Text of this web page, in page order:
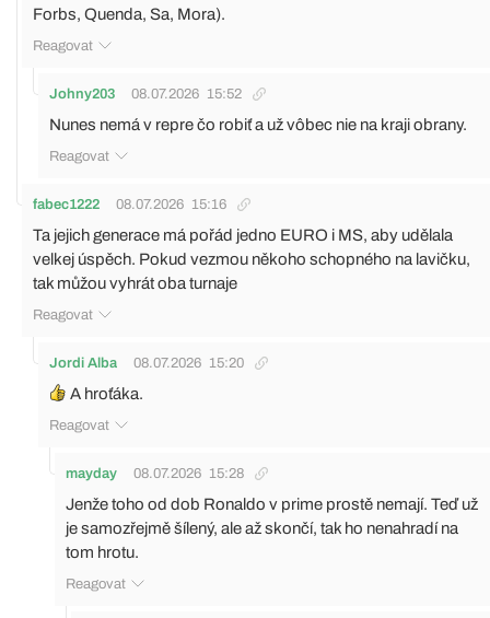
Forbs, Quenda, Sa, Mora).
Reagovat
Johny203 08.07.2026 15:52
Nunes nemá v repre čo robiť a už vôbec nie na kraji obrany.
Reagovat
fabec1222 08.07.2026 15:16
Ta jejich generace má pořád jedno EURO i MS, aby udělala
velkej úspěch. Pokud vezmou někoho schopného na lavičku,
tak můžou vyhrát oba turnaje
Reagovat
Jordi Alba 08.07.2026 15:20
A hroťáka.
Reagovat
mayday 08.07.2026 15:28
Jenže toho od dob Ronaldo v prime prostě nemají. Teď už
je samozřejmě šílený, ale až skončí, tak ho nenahradí na
tom hrotu.
Reagovat